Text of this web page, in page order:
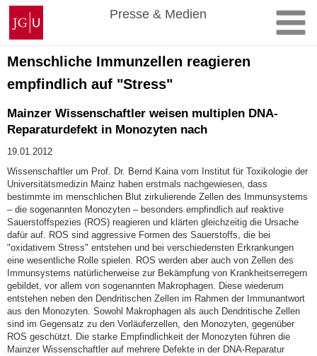
Zum
Inhalt
springen
Johannes
Gutenberg-
Universität
Mainz
Presse & Medien
Menschliche Immunzellen reagieren
empfindlich auf "Stress"
Mainzer Wissenschaftler weisen multiplen DNA-
Reparaturdefekt in Monozyten nach
19.01.2012
Wissenschaftler um Prof. Dr. Bernd Kaina vom Institut für Toxikologie der
Universitätsmedizin Mainz haben erstmals nachgewiesen, dass
bestimmte im menschlichen Blut zirkulierende Zellen des Immunsystems
– die sogenannten Monozyten – besonders empfindlich auf reaktive
Sauerstoffspezies (ROS) reagieren und klärten gleichzeitig die Ursache
dafür auf. ROS sind aggressive Formen des Sauerstoffs, die bei
"oxidativem Stress" entstehen und bei verschiedensten Erkrankungen
eine wesentliche Rolle spielen. ROS werden aber auch von Zellen des
Immunsystems natürlicherweise zur Bekämpfung von Krankheitserregern
gebildet, vor allem von sogenannten Makrophagen. Diese wiederum
entstehen neben den Dendritischen Zellen im Rahmen der Immunantwort
aus den Monozyten. Sowohl Makrophagen als auch Dendritische Zellen
sind im Gegensatz zu den Vorläuferzellen, den Monozyten, gegenüber
ROS geschützt. Die starke Empfindlichkeit der Monozyten führen die
Mainzer Wissenschaftler auf mehrere Defekte in der DNA-Reparatur